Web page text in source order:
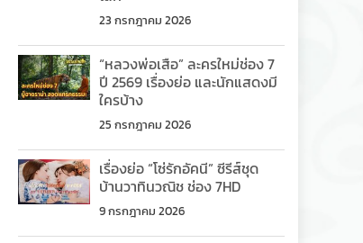
23 กรกฎาคม 2026
“หลวงพ่อเสือ” ละครใหม่ช่อง 7
ปี 2569 เรื่องย่อ และนักแสดงมี
ใครบ้าง
25 กรกฎาคม 2026
เรื่องย่อ “โซ่รักอัคนี” ซีรีส์ชุด
บ้านวาทินวณิช ช่อง 7HD
9 กรกฎาคม 2026